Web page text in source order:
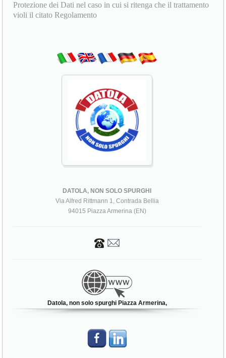
Protezione dei Dati nel caso in cui si ritenga che il trattamento
violi il citato Regolamento
DATOLA, NON SOLO SPURGHI
Via Alfred Rittmann 1, Contrada Bellia
94015 Piazza Armerina (EN)
Datola, non solo spurghi Piazza Armerina,